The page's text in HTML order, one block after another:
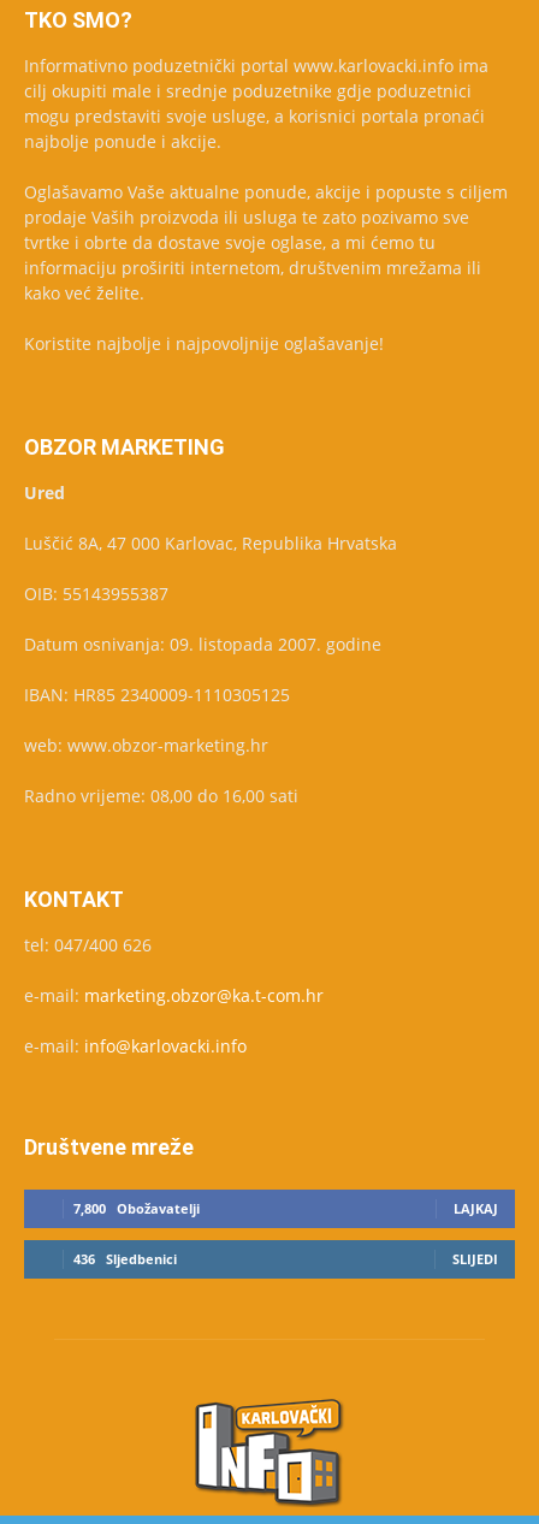
TKO SMO?
Informativno poduzetnički portal www.karlovacki.info ima
cilj okupiti male i srednje poduzetnike gdje poduzetnici
mogu predstaviti svoje usluge, a korisnici portala pronaći
najbolje ponude i akcije.
Oglašavamo Vaše aktualne ponude, akcije i popuste s ciljem
prodaje Vaših proizvoda ili usluga te zato pozivamo sve
tvrtke i obrte da dostave svoje oglase, a mi ćemo tu
informaciju proširiti internetom, društvenim mrežama ili
kako već želite.
Koristite najbolje i najpovoljnije oglašavanje!
OBZOR MARKETING
Ured
Luščić 8A, 47 000 Karlovac, Republika Hrvatska
OIB: 55143955387
Datum osnivanja: 09. listopada 2007. godine
IBAN: HR85 2340009-1110305125
web: www.obzor-marketing.hr
Radno vrijeme: 08,00 do 16,00 sati
KONTAKT
tel: 047/400 626
e-mail: marketing.obzor@ka.t-com.hr
e-mail: info@karlovacki.info
Društvene mreže
7,800 Obožavatelji LAJKAJ
436 Sljedbenici SLIJEDI